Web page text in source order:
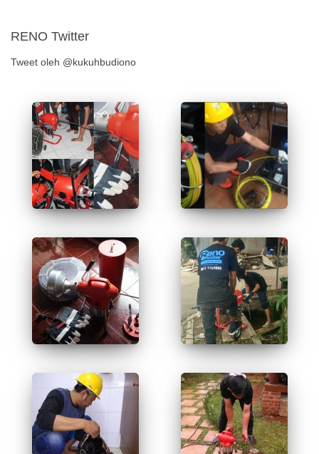
RENO Twitter
Tweet oleh @kukuhbudiono